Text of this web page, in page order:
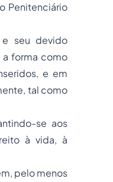
Penitenciário
e seu devido
a forma como
e em
tal como
se aos
à vida, à
pelo menos